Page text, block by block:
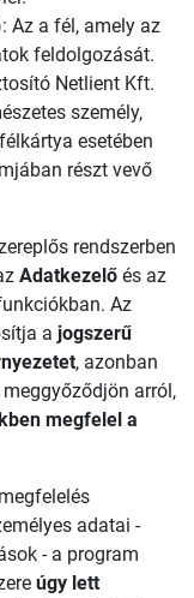
Az a fél, amely az
feldolgozását.
Netlient Kft.
személy,
esetében
részt vevő
rendszerben
Adatkezelő és az
Az
a jogszerű
, azonban
arról,
megfelel a
adatai -
- a program
úgy lett